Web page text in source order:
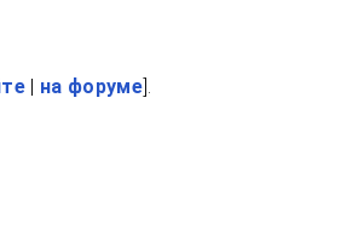
| на форуме].